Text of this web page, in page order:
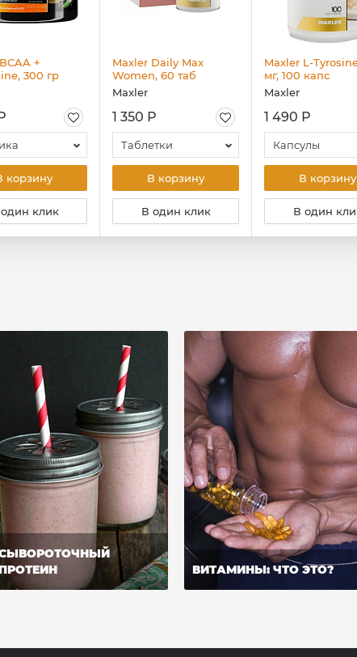
+
300 гр
корзину
клик
Maxler Daily Max
Women, 60 таб
Maxler
1 350 Р
Таблетки
В корзину
В один клик
Maxler L-
мг, 100 капс
Maxler
1 490 Р
Капсулы
В корзину
В один
ВИТАМИНЫ: ЧТО ЭТО?